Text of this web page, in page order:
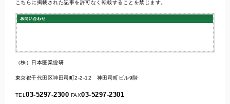
こちらに掲載された記事を許可なく転載することを禁じます。
（株）日本医業総研
東京都千代田区神田司町2-2-12 神田司町ビル9階
TEL03-5297-2300 FAX03-5297-2301